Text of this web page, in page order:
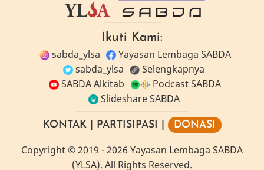
Ikuti Kami:
sabda_ylsa
Yayasan Lembaga SABDA
sabda_ylsa
Selengkapnya
SABDA Alkitab
Podcast SABDA
Slideshare SABDA
KONTAK| PARTISIPASI DONASI
Copyright© 2019 -2026 Yayasan Lembaga SABDA
(YLSA). All Rights Reserved.